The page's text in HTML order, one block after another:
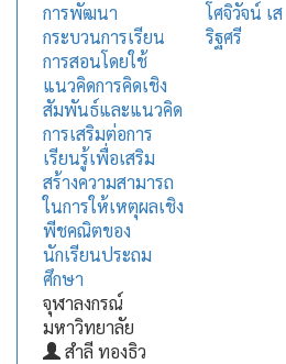
การพัฒนา
กระบวนการเรียน
การสอนโดยใช้
แนวคิดการคิดเชิง
สัมพันธ์และแนวคิด
การเสริมต่อการ
เรียนรู้เพื่อเสริม
สร้างความสามารถ
ในการให้เหตุผลเชิง
พีชคณิตของ
นักเรียนประถม
ศึกษา
จุฬาลงกรณ์
มหาวิทยาลัย
สำลี ทองธิว
โศจิวัจน์ เส
ริฐศรี